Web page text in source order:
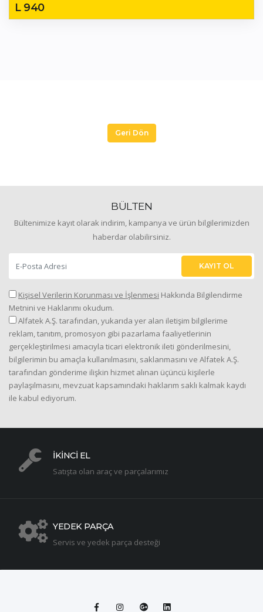
L 940
Geri Dön
BÜLTEN
Bültenimize kayıt olarak indirim, kampanya ve ürün bilgilerimizden
haberdar olabilirsiniz.
KAYIT OL
Kişisel Verilerin Korunması ve İşlenmesi Hakkında Bilgilendirme
Metnini ve Haklarımı okudum.
Alfatek A.Ş. tarafından, yukarıda yer alan iletişim bilgilerime
reklam, tanıtım, promosyon gibi pazarlama faaliyetlerinin
gerçekleştirilmesi amacıyla ticari elektronik ileti gönderilmesini,
bilgilerimin bu amaçla kullanılmasını, saklanmasını ve Alfatek A.Ş.
tarafından gönderime ilişkin hizmet alınan üçüncü kişilerle
paylaşılmasını, mevzuat kapsamındaki haklarım saklı kalmak kaydı
ile kabul ediyorum.
İKİNCİ EL
Satışta olan araç ve parçalarımız
YEDEK PARÇA
Servis ve yedek parça desteği